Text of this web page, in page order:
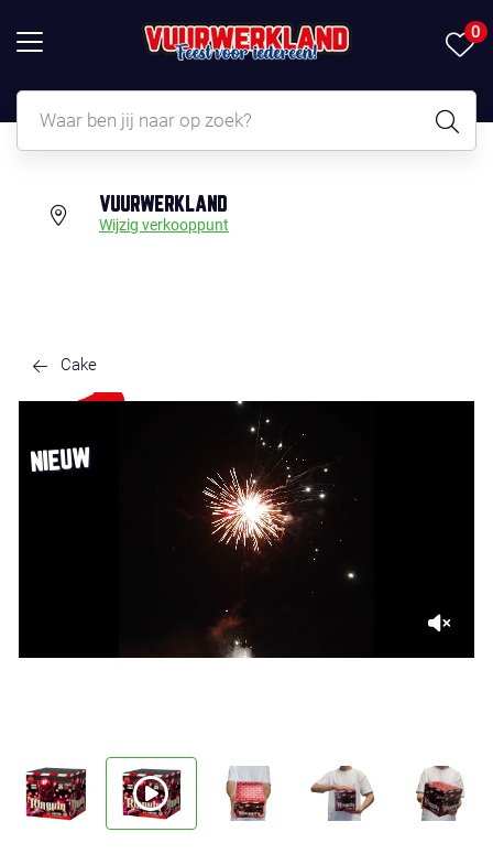
0
VUURWERKLAND
Wijzig verkooppunt
Cake
NIEUW